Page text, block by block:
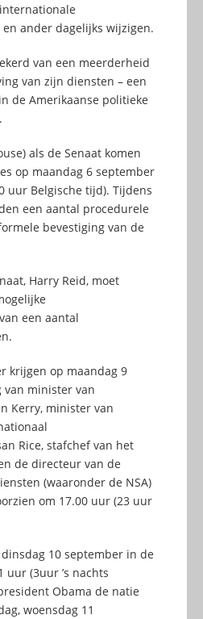
ander dagelijks wijzigen.
van een meerderheid
van zijn diensten – een
de Amerikaanse politieke
als de Senaat komen
op maandag 6 september
uur Belgische tijd). Tijdens
een aantal procedurele
bevestiging van de
Harry Reid, moet
een aantal
krijgen op maandag 9
minister van
Kerry, minister van
Rice, stafchef van het
de directeur van de
(waaronder de NSA)
om 17.00 uur (23 uur
10 september in de
uur (3uur ’s nachts
Obama de natie
woensdag 11